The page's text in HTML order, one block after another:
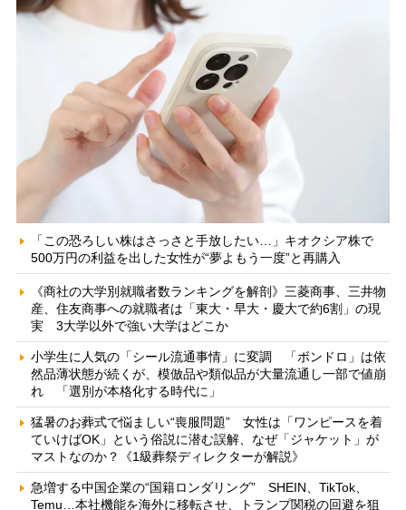
「この恐ろしい株はさっさと手放したい…」キオクシア株で
500万円の利益を出した女性が“夢よもう一度”と再購入
《商社の大学別就職者数ランキングを解剖》三菱商事、三井物
産、住友商事への就職者は「東大・早大・慶大で約6割」の現
実 3大学以外で強い大学はどこか
小学生に人気の「シール流通事情」に変調 「ボンドロ」は依
然品薄状態が続くが、模倣品や類似品が大量流通し一部で値崩
れ 「選別が本格化する時代に」
猛暑のお葬式で悩ましい“喪服問題” 女性は「ワンピースを着
ていけばOK」という俗説に潜む誤解、なぜ「ジャケット」が
マストなのか？《1級葬祭ディレクターが解説》
急増する中国企業の“国籍ロンダリング” SHEIN、TikTok、
Temu…本社機能を海外に移転させ、トランプ関税の回避を狙